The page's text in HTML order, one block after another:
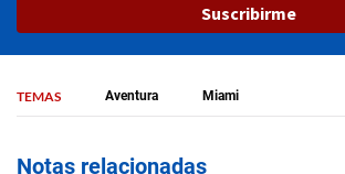
Suscribirme
TEMAS Aventura Miami
Notas relacionadas